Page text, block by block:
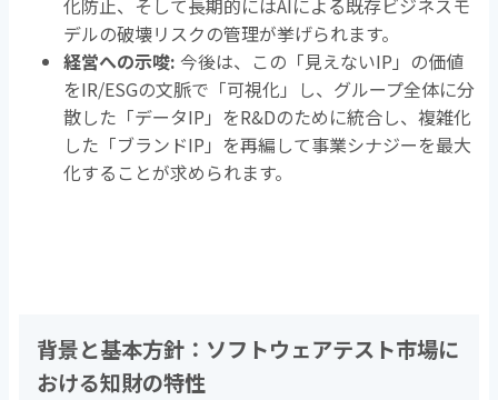
化防止、そして長期的にはAIによる既存ビジネスモ
デルの破壊リスクの管理が挙げられます。
経営への示唆: 今後は、この「見えないIP 」の価値
をIR/ESGの文脈で「可視化」し、グループ全体に分
散した「データIP 」をR&Dのために統合し、複雑化
した「ブランドIP 」を再編して事業シナジーを最大
化することが求められます。
背景と基本方針：ソフトウェアテスト市場に
おける知財の特性